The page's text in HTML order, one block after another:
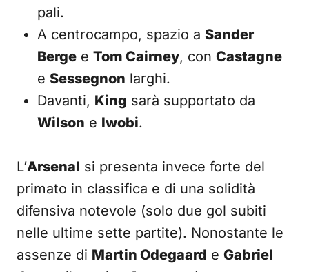
pali.
A centrocampo, spazio a Sander
Berge e Tom Cairney, con Castagne
e Sessegnon larghi.
Davanti, King sarà supportato da
Wilson e Iwobi.
L’Arsenal si presenta invece forte del
primato in classifica e di una solidità
difensiva notevole (solo due gol subiti
nelle ultime sette partite). Nonostante le
assenze di Martin Odegaard e Gabriel